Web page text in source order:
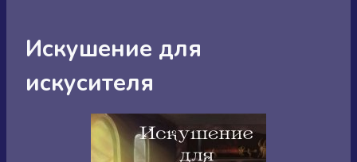
Искушение для
искусителя